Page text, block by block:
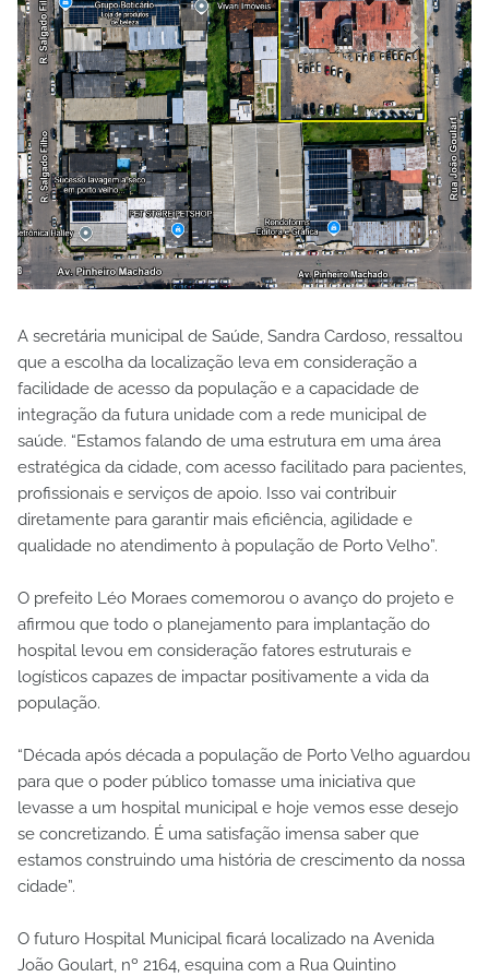
A secretária municipal de Saúde, Sandra Cardoso, ressaltou
que a escolha da localização leva em consideração a
facilidade de acesso da população e a capacidade de
integração da futura unidade com a rede municipal de
saúde. “Estamos falando de uma estrutura em uma área
estratégica da cidade, com acesso facilitado para pacientes,
profissionais e serviços de apoio. Isso vai contribuir
diretamente para garantir mais eficiência, agilidade e
qualidade no atendimento à população de Porto Velho”.
O prefeito Léo Moraes comemorou o avanço do projeto e
afirmou que todo o planejamento para implantação do
hospital levou em consideração fatores estruturais e
logísticos capazes de impactar positivamente a vida da
população.
“Década após década a população de Porto Velho aguardou
para que o poder público tomasse uma iniciativa que
levasse a um hospital municipal e hoje vemos esse desejo
se concretizando. É uma satisfação imensa saber que
estamos construindo uma história de crescimento da nossa
cidade”.
O futuro Hospital Municipal ficará localizado na Avenida
João Goulart, nº 2164, esquina com a Rua Quintino